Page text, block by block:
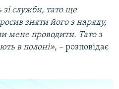
зі служби, тато ще
зняти його з наряду,
мене проводити. Тато з
в полоні», – розповідає